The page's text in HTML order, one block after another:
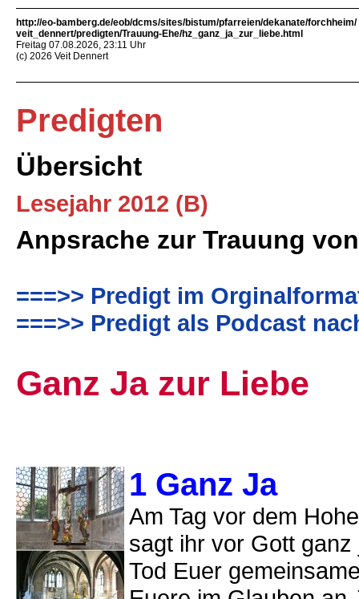
http://eo-bamberg.de/eob/dcms/sites/bistum/pfarreien/dekanate/forchheim/
veit_dennert/predigten/Trauung-Ehe/hz_ganz_ja_zur_liebe.html
Freitag 07.08.2026, 23:11 Uhr
(c) 2026 Veit Dennert
Predigten
Übersicht
Lesejahr 2012 (B)
Anpsrache zur Trauung
===>> Predigt im
===>> Predigt als Podcast
Ganz Ja zur Liebe
1 Ganz Ja
Am Tag vor dem
sagt ihr vor Gott
Tod Euer